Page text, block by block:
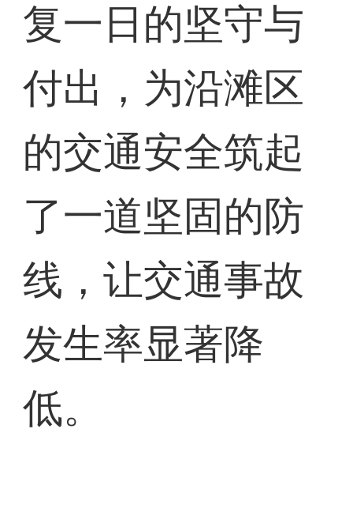
复一日的坚守与
付出，为沿滩区
的交通安全筑起
了一道坚固的防
线，让交通事故
发生率显著降
低。